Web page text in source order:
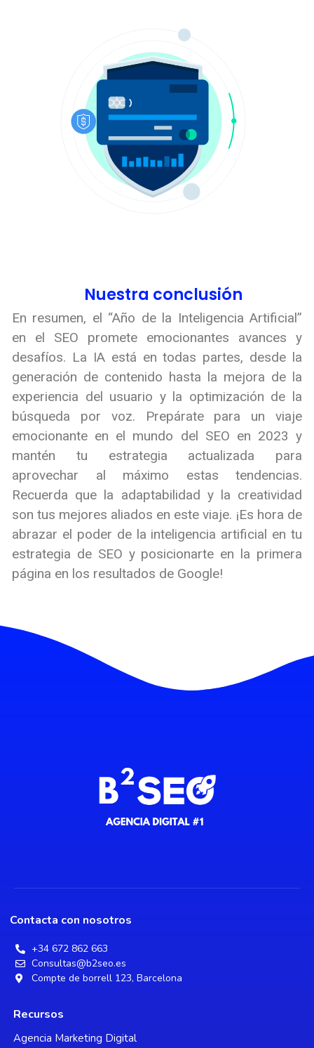
Nuestra conclusión
En resumen, el “Año de la Inteligencia Artificial”
en el SEO promete emocionantes avances y
desafíos. La IA está en todas partes, desde la
generación de contenido hasta la mejora de la
experiencia del usuario y la optimización de la
búsqueda por voz. Prepárate para un viaje
emocionante en el mundo del SEO en 2023 y
mantén tu estrategia actualizada para
aprovechar al máximo estas tendencias.
Recuerda que la adaptabilidad y la creatividad
son tus mejores aliados en este viaje. ¡Es hora de
abrazar el poder de la inteligencia artificial en tu
estrategia de SEO y posicionarte en la primera
página en los resultados de Google!
Contacta con nosotros
+34 672 862 663
Consultas@b2seo.es
Compte de borrell 123, Barcelona
Recursos
Agencia Marketing Digital